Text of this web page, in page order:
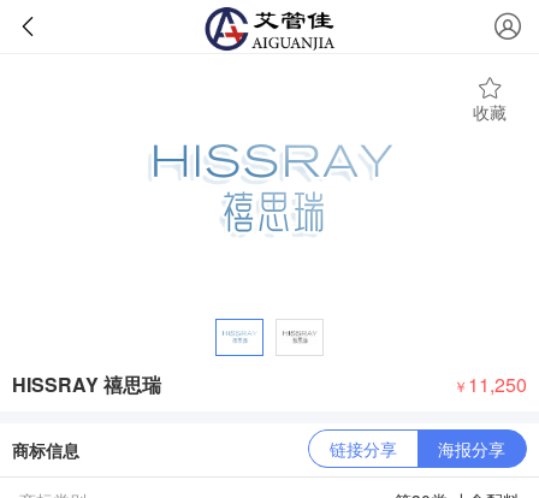
收藏
HISSRAY 禧思瑞 ￥ 11,250
商标信息 链接分享 海报分享